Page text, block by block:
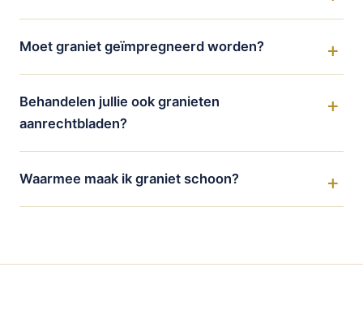
Moet graniet geïmpregneerd worden?
Behandelen jullie ook granieten
aanrechtbladen?
Waarmee maak ik graniet schoon?